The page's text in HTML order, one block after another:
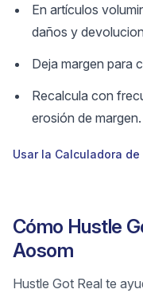
En artículos
daños y
Deja margen para
Recalcula con
erosión de margen.
Usar la Calculadora
Cómo Hustle
Aosom
Hustle Got Real te